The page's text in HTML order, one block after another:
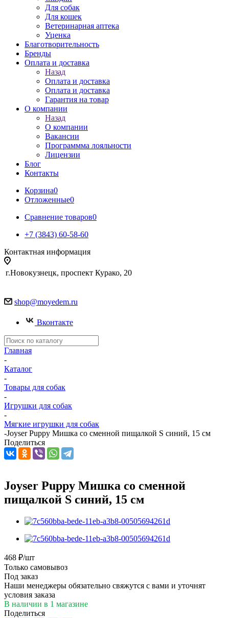
Для собак
Для кошек
Ветеринарная аптека
Уценка
Благотворительность
Бренды
Оплата и доставка
Назад
Оплата и доставка
Оплата и доставка
Гарантия на товар
О компании
Назад
О компании
Вакансии
Программма лояльности
Лицензии
Блог
Контакты
Корзина0
Отложенные0
Сравнение товаров0
+7 (3843) 60-58-60
Контактная информация
г.Новокузнецк, проспект Курако, 20
shop@moyedem.ru
Вконтакте
Главная
-
Каталог
-
Товары для собак
-
Игрушки для собак
-
Мягкие игрушки для собак
-Joyser Puppy Мишка со сменной пищалкой S синий, 15 см
Поделиться
Joyser Puppy Мишка со сменной
пищалкой S синий, 15 см
468 ₽/шт
Только самовывоз
Под заказ
Наши менеджеры обязательно свяжутся с вами и уточнят
условия заказа
В наличии в 1 магазине
Поделиться